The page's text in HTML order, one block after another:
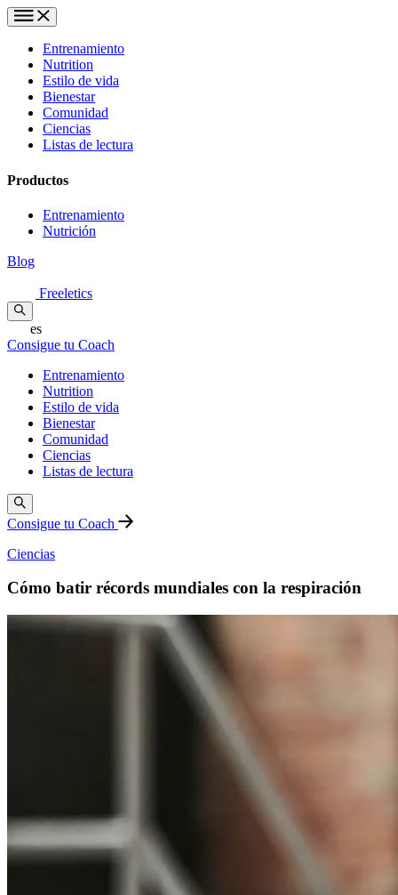
Entrenamiento
Nutrition
Estilo de vida
Bienestar
Comunidad
Ciencias
Listas de lectura
Productos
Entrenamiento
Nutrición
Blog
Freeletics
es
Consigue tu Coach
Entrenamiento
Nutrition
Estilo de vida
Bienestar
Comunidad
Ciencias
Listas de lectura
Consigue tu Coach
Ciencias
Cómo batir récords mundiales con la respiración